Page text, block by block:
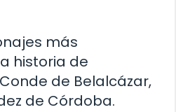
más
historia de
de Belalcázar,
de Córdoba.